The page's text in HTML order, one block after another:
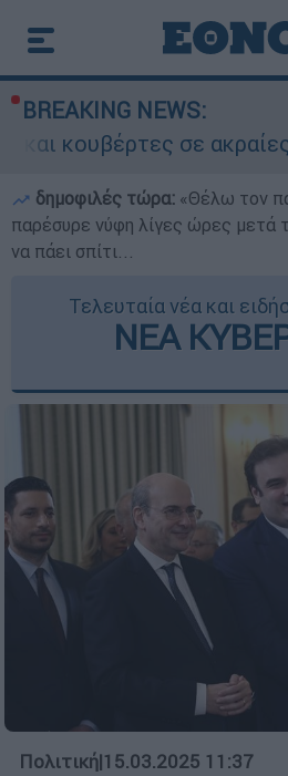
BREAKING NEWS:
σε ακραίες
δημοφιλές τώρα: «Θέλω τον
παρέσυρε νύφη λίγες ώρες μετά
να πάει σπίτι...
Τελευταία νέα και
ΝΕΑ
Πολιτική|15.03.2025 11:37